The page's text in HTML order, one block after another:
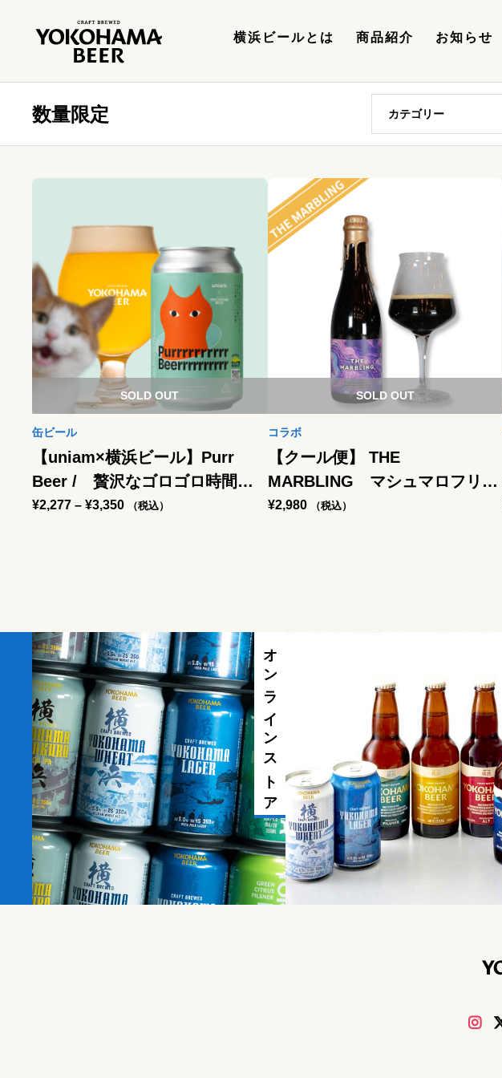
横浜ビールとは 商品紹介 お知らせ
数量限定 カテゴリー
缶ビール
【uniam×横浜ビール】Purr
Beer / 贅沢なゴロゴロ時間
Beer -Belgian Wheat Ale-
¥2,277 – ¥3,350価
2
7
7
–
¥
3
,
3
5
0
（税込）
SOLD OUT
コラボ
【クール便】 THE
MARBLING マシュマロフリー
ク Aged for 15 months / –
¥2,980 （税込）
SOLD OUT
オンラインストア